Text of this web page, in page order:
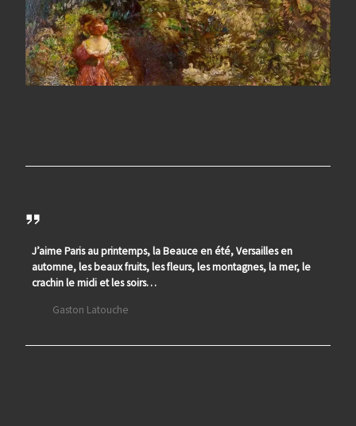
J’aime Paris au printemps, la Beauce en été, Versailles en
automne, les beaux fruits, les fleurs, les montagnes, la mer, le
crachin le midi et les soirs…
Gaston Latouche